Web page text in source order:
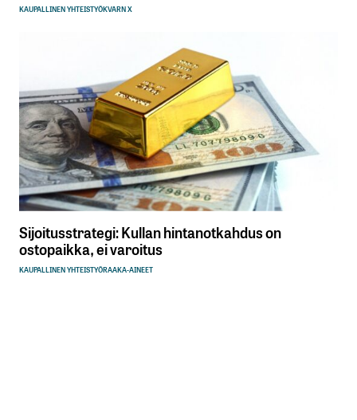
KAUPALLINEN YHTEISTYÖKVARN X
Sijoitusstrategi: Kullan hintanotkahdus on
ostopaikka, ei varoitus
KAUPALLINEN YHTEISTYÖRAAKA-AINEET